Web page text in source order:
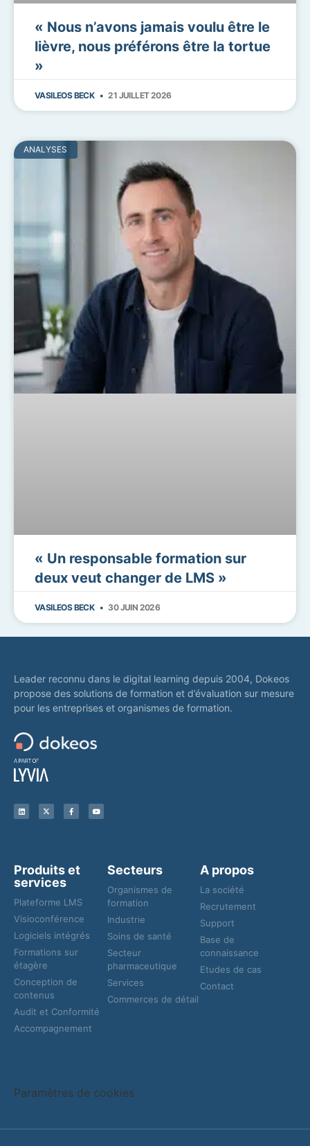
« Nous n’avons jamais voulu être le
lièvre, nous préférons être la tortue
»
VASILEOS BECK 21 JUILLET 2026
ANALYSES
« Un responsable formation sur
deux veut changer de LMS »
VASILEOS BECK 30 JUIN 2026
Leader reconnu dans le digital learning depuis 2004, Dokeos
propose des solutions de formation et d’évaluation sur mesure
pour les entreprises et organismes de formation.
Produits et
services
Plateforme LMS
Visioconférence
Logiciels intégrés
Formations sur
étagère
Conception de
contenus
Audit et Conformité
Accompagnement
Secteurs
Organismes de
formation
Industrie
Soins de santé
Secteur
pharmaceutique
Services
Commerces de détail
A propos
La société
Recrutement
Support
Base de
connaissance
Etudes de cas
Contact
Paramètres de cookies